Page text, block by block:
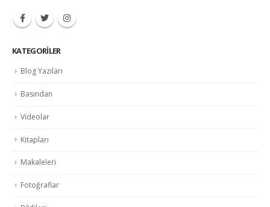
KATEGORILER
Blog Yazıları
Basından
Videolar
Kitapları
Makaleleri
Fotoğraflar